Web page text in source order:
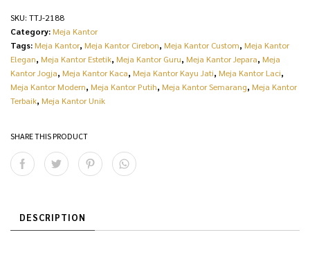
w
a
s
:
1
0
:
R
p
0
SKU: TTJ-2188
Category: Meja Kantor
Tags: Meja Kantor, Meja Kantor Cirebon, Meja Kantor Custom, Meja Kantor
Elegan, Meja Kantor Estetik, Meja Kantor Guru, Meja Kantor Jepara, Meja
Kantor Jogja, Meja Kantor Kaca, Meja Kantor Kayu Jati, Meja Kantor Laci,
Meja Kantor Modern, Meja Kantor Putih, Meja Kantor Semarang, Meja Kantor
Terbaik, Meja Kantor Unik
SHARE THIS PRODUCT
DESCRIPTION